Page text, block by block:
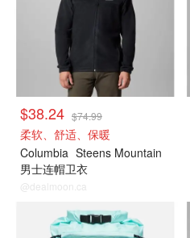
$38.24 $74.99
柔软、舒适、保暖
Columbia Steens Mountain
男士连帽卫衣
@dealmoon.ca